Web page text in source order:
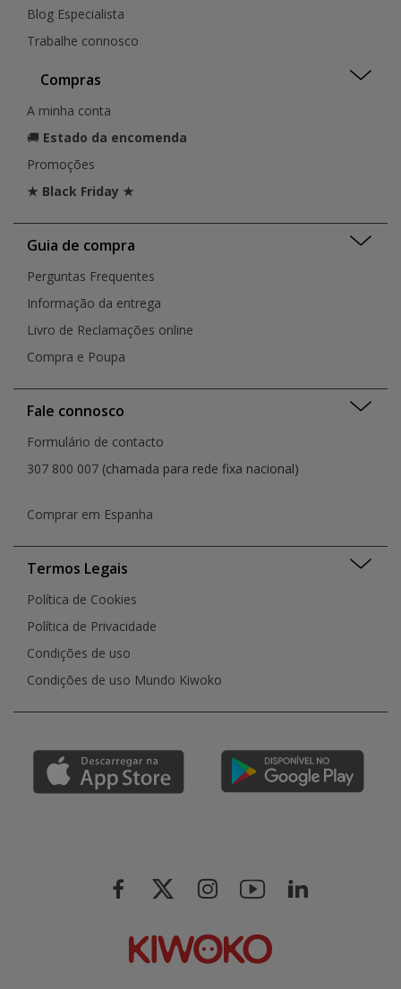
Blog Especialista
Trabalhe connosco
Compras
A minha conta
🚚 Estado da encomenda
Promoções
★ Black Friday ★
Guia de compra
Perguntas Frequentes
Informação da entrega
Livro de Reclamações online
Compra e Poupa
Fale connosco
Formulário de contacto
307 800 007 (chamada para rede fixa nacional)
Comprar em Espanha
Termos Legais
Política de Cookies
Política de Privacidade
Condições de uso
Condições de uso Mundo Kiwoko